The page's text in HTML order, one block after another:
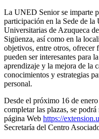
La UNED Senior se imparte
participación en la Sede de
Universitarias de Azuqueca
Sigüenza, así como en la
objetivos, entre otros, ofrecer
pueden ser interesantes para
aprendizaje y la mejora de la
conocimientos y estrategias
personal.
Desde el próximo 16 de
completar las plazas, se
página Web https://
Secretaría del Centro